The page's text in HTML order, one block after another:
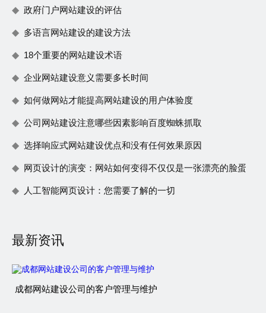
政府门户网站建设的评估
多语言网站建设的建设方法
18个重要的网站建设术语
企业网站建设意义需要多长时间
如何做网站才能提高网站建设的用户体验度
公司网站建设注意哪些因素影响百度蜘蛛抓取
选择响应式网站建设优点和没有任何效果原因
网页设计的演变：网站如何变得不仅仅是一张漂亮的脸蛋
人工智能网页设计：您需要了解的一切
最新资讯
成都网站建设公司的客户管理与维护